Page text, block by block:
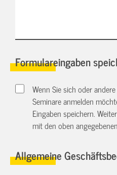
Formulareingaben
Wenn Sie sich oder
Seminare anmelden
Eingaben speichern.
mit den oben
Allgemeine